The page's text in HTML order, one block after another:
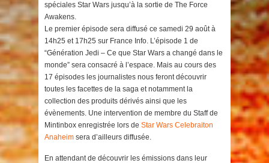
spéciales Star Wars jusqu’à la sortie de The Force
Awakens.
Le premier épisode sera diffusé ce samedi 29 août à
14h25 et 17h25 sur France Info. L’épisode 1 de
“Génération Jedi – Ce que Star Wars a changé dans le
monde” sera consacré à l’espace. Mais au cours des
17 épisodes les journalistes nous feront découvrir
toutes les facettes de la saga et notamment la
collection des produits dérivés ainsi que les
évènements. Une intervention de membre du Staff de
Mintinbox enregistrée lors de Star Wars Celebraiton
Anaheim sera d’ailleurs diffusée.
En attendant de découvrir les émissions dans leur